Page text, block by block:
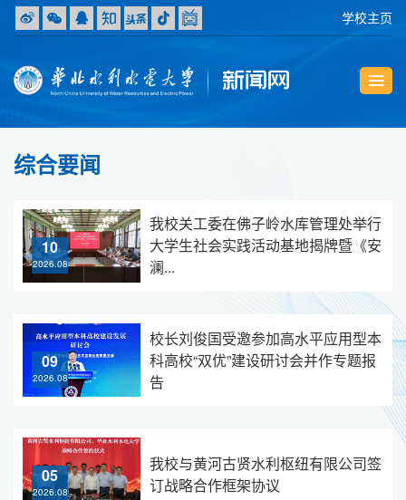
学校主页
综合要闻
10
2026.08
我校关工委在佛子岭水库管理处举行
大学生社会实践活动基地揭牌暨《安
澜...
09
2026.08
校长刘俊国受邀参加高水平应用型本
科高校“双优”建设研讨会并作专题报
告
05
2026.08
我校与黄河古贤水利枢纽有限公司签
订战略合作框架协议